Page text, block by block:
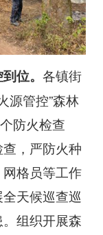
位。 各镇街
源管控”森林
防火检查
，严防火种
格员等工作
天候巡查巡
组织开展森